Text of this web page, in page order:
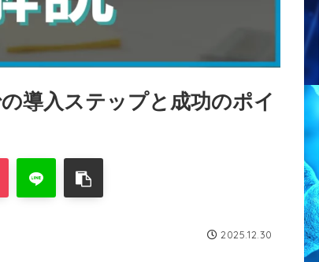
導入ステップと成功のポイ
2025.12.30